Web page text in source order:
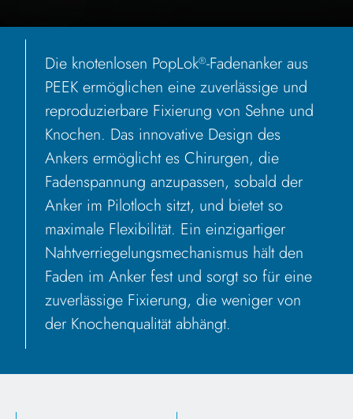
Die knotenlosen PopLok®-Fadenanker aus
PEEK ermöglichen eine zuverlässige und
reproduzierbare Fixierung von Sehne und
Knochen. Das innovative Design des
Ankers ermöglicht es Chirurgen, die
Fadenspannung anzupassen, sobald der
Anker im Pilotloch sitzt, und bietet so
maximale Flexibilität. Ein einzigartiger
Nahtverriegelungsmechanismus hält den
Faden im Anker fest und sorgt so für eine
zuverlässige Fixierung, die weniger von
der Knochenqualität abhängt.